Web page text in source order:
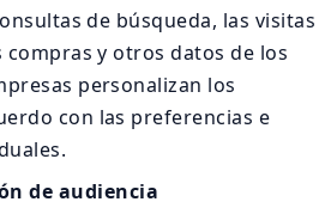
de búsqueda, las visitas
compras y otros datos de los
personalizan los
con las preferencias e
de audiencia